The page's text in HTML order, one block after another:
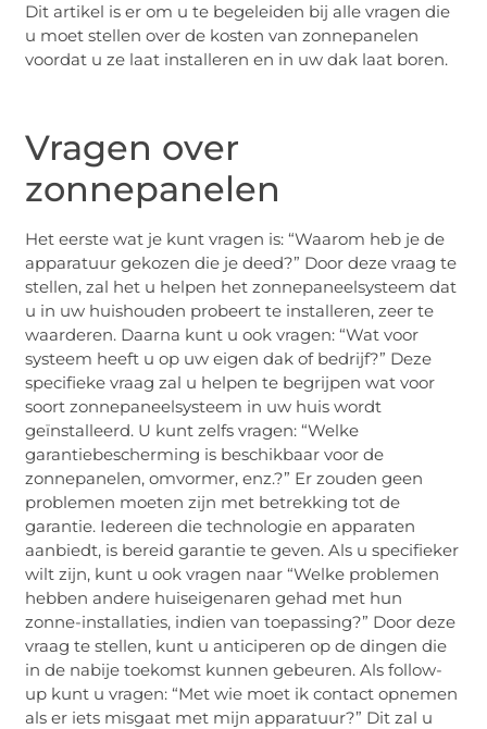
Dit artikel is er om u te begeleiden bij alle vragen die
u moet stellen over de kosten van zonnepanelen
voordat u ze laat installeren en in uw dak laat boren.
Vragen over
zonnepanelen
Het eerste wat je kunt vragen is: “Waarom heb je de
apparatuur gekozen die je deed?” Door deze vraag te
stellen, zal het u helpen het zonnepaneelsysteem dat
u in uw huishouden probeert te installeren, zeer te
waarderen. Daarna kunt u ook vragen: “Wat voor
systeem heeft u op uw eigen dak of bedrijf?” Deze
specifieke vraag zal u helpen te begrijpen wat voor
soort zonnepaneelsysteem in uw huis wordt
geïnstalleerd. U kunt zelfs vragen: “Welke
garantiebescherming is beschikbaar voor de
zonnepanelen, omvormer, enz.?” Er zouden geen
problemen moeten zijn met betrekking tot de
garantie. Iedereen die technologie en apparaten
aanbiedt, is bereid garantie te geven. Als u specifieker
wilt zijn, kunt u ook vragen naar “Welke problemen
hebben andere huiseigenaren gehad met hun
zonne-installaties, indien van toepassing?” Door deze
vraag te stellen, kunt u anticiperen op de dingen die
in de nabije toekomst kunnen gebeuren. Als follow-
up kunt u vragen: “Met wie moet ik contact opnemen
als er iets misgaat met mijn apparatuur?” Dit zal u